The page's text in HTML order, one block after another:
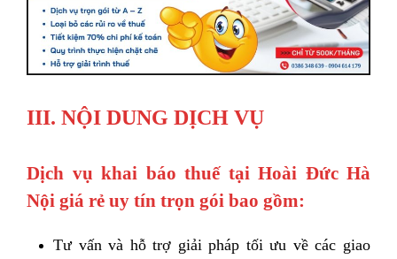
III. NỘI DUNG DỊCH VỤ
Dịch vụ khai báo thuế tại Hoài Đức Hà
Nội giá rẻ uy tín trọn gói bao gồm:
Tư vấn và hỗ trợ giải pháp tối ưu về các giao